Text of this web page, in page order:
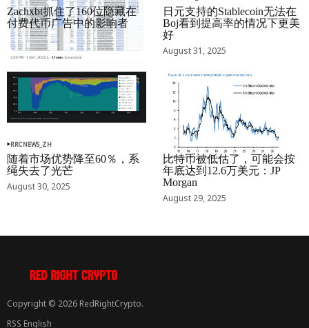
Zachxbt抓住了160位隐藏在
付费代币广告中的影响者
September 01, 2025
日元支持的Stablecoin无法在
Boj看到提高率的情况下更美
好
August 31, 2025
RRCNEWS_ZH
随着市场优势降至60％，系
绳失去了光芒
August 30, 2025
RRCNEWS_ZH
比特币被低估了，可能会按
年底达到12.6万美元：JP
Morgan
August 29, 2025
Copyright © 2026 RedRightCrypto.
RSS English